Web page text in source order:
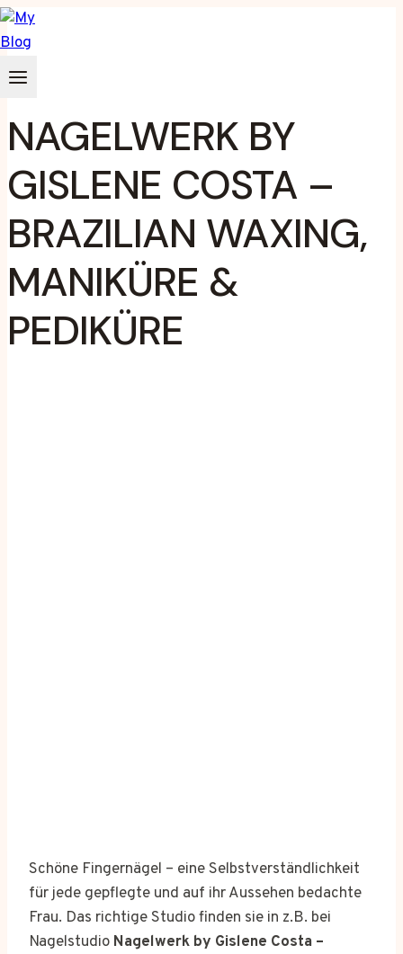
Zum
Inhalt
springen
NAGELWERK BY
GISLENE COSTA –
BRAZILIAN WAXING,
MANIKÜRE &
PEDIKÜRE
Schöne Fingernägel – eine Selbstverständlichkeit
für jede gepflegte und auf ihr Aussehen bedachte
Frau. Das richtige Studio finden sie in z.B. bei
Nagelstudio Nagelwerk by Gislene Costa –